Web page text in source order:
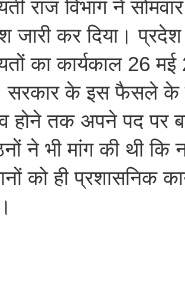
राज विभाग ने
जारी कर दिया।
का कार्यकाल 26 मई
सरकार के इस फैसले के
होने तक अपने पद पर
ने भी मांग की थी कि
को ही प्रशासनिक